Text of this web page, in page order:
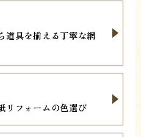
道具を揃える丁寧な網
リフォームの色選び